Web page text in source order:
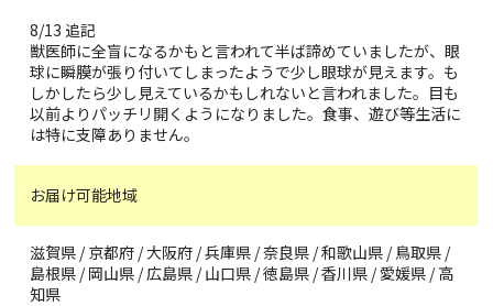
8/13 追記
獣医師に全盲になるかもと言われて半ば諦めていましたが、眼
球に瞬膜が張り付いてしまったようで少し眼球が見えます。も
しかしたら少し見えているかもしれないと言われました。目も
以前よりパッチリ開くようになりました。食事、遊び等生活に
は特に支障ありません。
お届け可能地域
滋賀県 / 京都府 / 大阪府 / 兵庫県 / 奈良県 / 和歌山県 / 鳥取県 /
島根県 / 岡山県 / 広島県 / 山口県 / 徳島県 / 香川県 / 愛媛県 / 高
知県